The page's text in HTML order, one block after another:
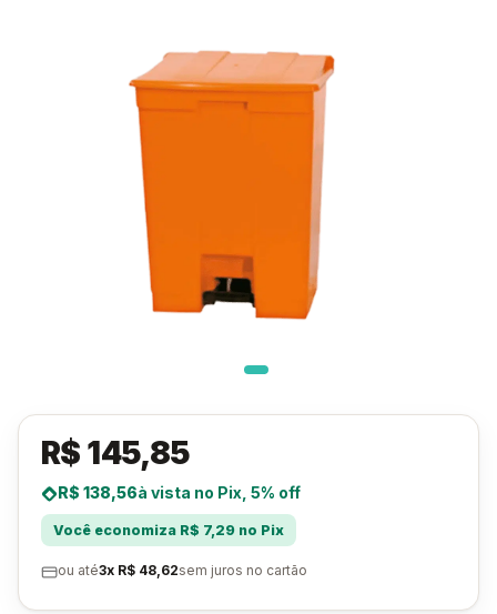
R$ 145,85
R$ 138,56à vista no Pix, 5% off
Você economiza R$ 7,29 no Pix
ou até3x R$ 48,62sem juros no cartão